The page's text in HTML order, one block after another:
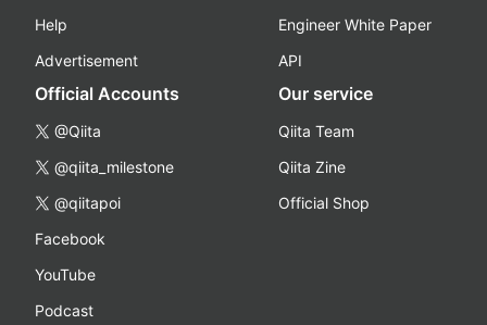
Help
Advertisement
Engineer White Paper
API
Official Accounts
@Qiita
@qiita_milestone
@qiitapoi
Facebook
YouTube
Podcast
Our service
Qiita Team
Qiita Zine
Official Shop